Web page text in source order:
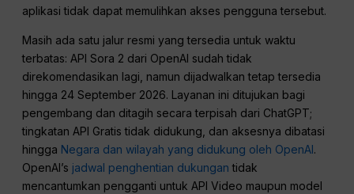
aplikasi tidak dapat memulihkan akses pengguna tersebut.
Masih ada satu jalur resmi yang tersedia untuk waktu
terbatas: API Sora 2 dari OpenAI sudah tidak
direkomendasikan lagi, namun dijadwalkan tetap tersedia
hingga 24 September 2026. Layanan ini ditujukan bagi
pengembang dan ditagih secara terpisah dari ChatGPT;
tingkatan API Gratis tidak didukung, dan aksesnya dibatasi
hingga Negara dan wilayah yang didukung oleh OpenAI.
OpenAI’s jadwal penghentian dukungan tidak
mencantumkan pengganti untuk API Video maupun model